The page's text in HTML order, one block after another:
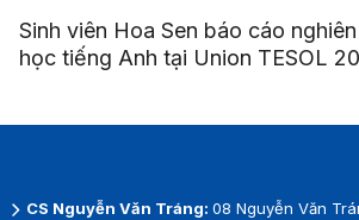
Sinh viên Hoa Sen báo cáo
học tiếng Anh tại Union TESOL
CS Nguyễn Văn Tráng: 08 Nguyễn Văn